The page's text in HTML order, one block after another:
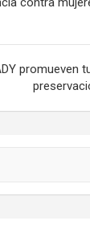
promueven